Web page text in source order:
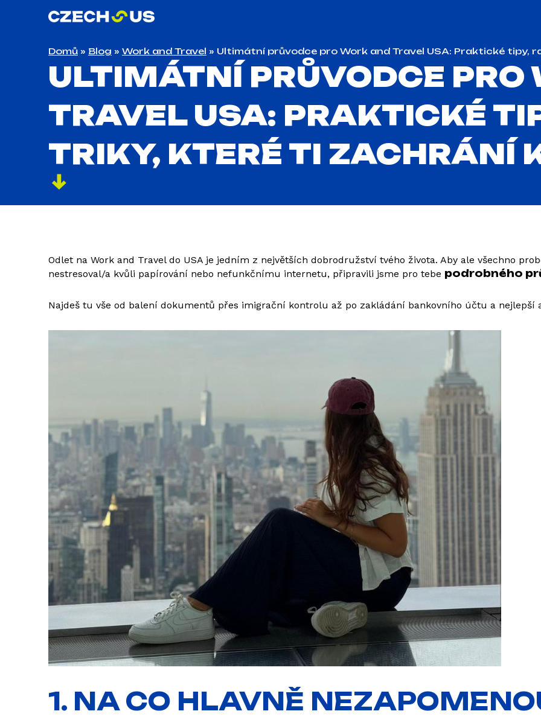
Domů » Blog » Work and Travel » Ultimátní průvodce pro Work and Travel USA: Praktické tipy,
ULTIMÁTNÍ PRŮVODCE PRO
TRAVEL USA: PRAKTICKÉ
TRIKY, KTERÉ TI ZACHRÁNÍ
Odlet na Work and Travel do USA je jedním z největších dobrodružství tvého života. Aby ale všechno
nestresoval/a kvůli papírování nebo nefunkčnímu internetu, připravili jsme pro tebe podrobného
Najdeš tu vše od balení dokumentů přes imigrační kontrolu až po zakládání bankovního účtu a nejlepší
1. NA CO HLAVNĚ